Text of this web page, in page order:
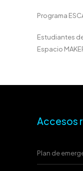
Programa
Estudiantes
Espacio
Accesos
Plan de